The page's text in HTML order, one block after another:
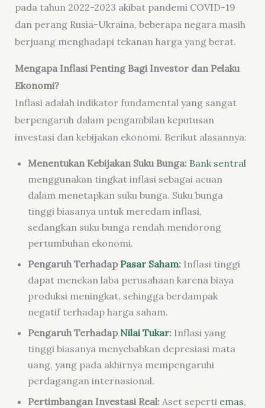
pada tahun 2022-2023 akibat pandemi COVID-19
dan perang Rusia-Ukraina, beberapa negara masih
berjuang menghadapi tekanan harga yang berat.
Mengapa Inflasi Penting Bagi Investor dan Pelaku
Ekonomi?
Inflasi adalah indikator fundamental yang sangat
berpengaruh dalam pengambilan keputusan
investasi dan kebijakan ekonomi. Berikut alasannya:
Menentukan Kebijakan Suku Bunga: Bank sentral
menggunakan tingkat inflasi sebagai acuan
dalam menetapkan suku bunga. Suku bunga
tinggi biasanya untuk meredam inflasi,
sedangkan suku bunga rendah mendorong
pertumbuhan ekonomi.
Pengaruh Terhadap Pasar Saham:Inflasi tinggi
dapat menekan laba perusahaan karena biaya
produksi meningkat, sehingga berdampak
negatif terhadap harga saham.
Pengaruh Terhadap Nilai Tukar:Inflasi yang
tinggi biasanya menyebabkan depresiasi mata
uang, yang pada akhirnya mempengaruhi
perdagangan internasional.
Pertimbangan Investasi Real:Aset seperti emas,